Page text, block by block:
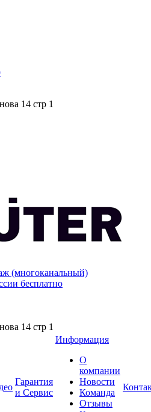
14 стр 1
(многоканальный)
бесплатно
14 стр 1
Гарантия
и Сервис
Информация
О
компании
Новости
Команда
Отзывы